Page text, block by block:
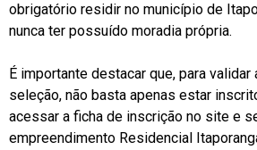
obrigatório residir no município de
nunca ter possuído moradia própria.
É importante destacar que, para validar
seleção, não basta apenas estar
acessar a ficha de inscrição no site e
empreendimento Residencial